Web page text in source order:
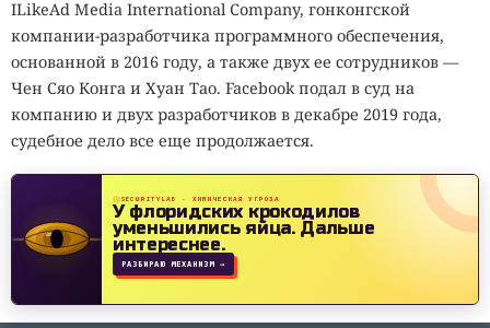
ILikeAd Media International Company, гонконгской
компании-разработчика программного обеспечения,
основанной в 2016 году, а также двух ее сотрудников —
Чен Сяо Конга и Хуан Тао. Facebook подал в суд на
компанию и двух разработчиков в декабре 2019 года,
судебное дело все еще продолжается.
SECURITYLAB · ХИМИЧЕСКАЯ УГРОЗА
У флоридских крокодилов
уменьшились яйца.Дальше
интереснее.
РАЗБИРАЮ МЕХАНИЗМ →